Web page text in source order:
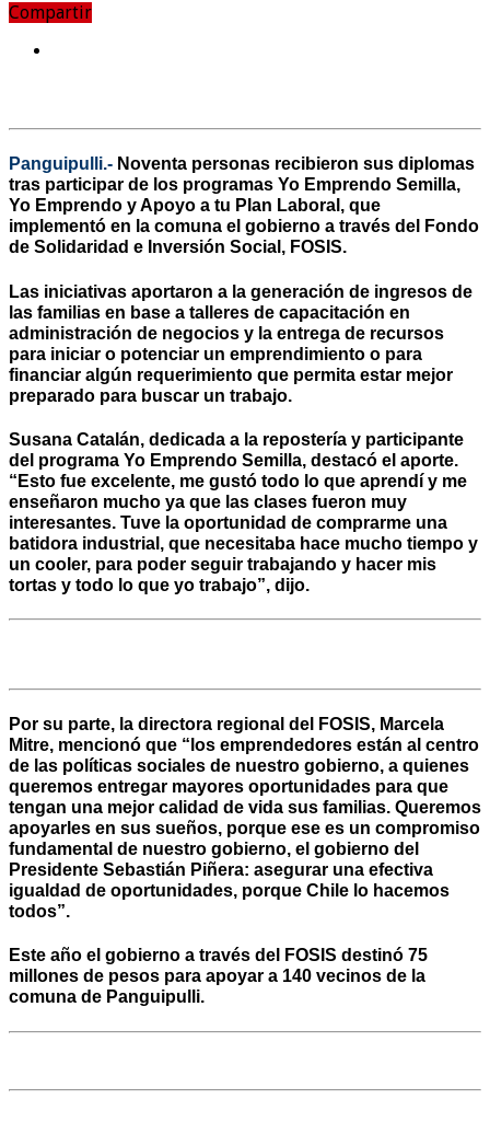
Compartir
Panguipulli.- Noventa personas recibieron sus diplomas
tras participar de los programas Yo Emprendo Semilla,
Yo Emprendo y Apoyo a tu Plan Laboral, que
implementó en la comuna el gobierno a través del Fondo
de Solidaridad e Inversión Social, FOSIS.
Las iniciativas aportaron a la generación de ingresos de
las familias en base a talleres de capacitación en
administración de negocios y la entrega de recursos
para iniciar o potenciar un emprendimiento o para
financiar algún requerimiento que permita estar mejor
preparado para buscar un trabajo.
Susana Catalán, dedicada a la repostería y participante
del programa Yo Emprendo Semilla, destacó el aporte.
“Esto fue excelente, me gustó todo lo que aprendí y me
enseñaron mucho ya que las clases fueron muy
interesantes. Tuve la oportunidad de comprarme una
batidora industrial, que necesitaba hace mucho tiempo y
un cooler, para poder seguir trabajando y hacer mis
tortas y todo lo que yo trabajo”, dijo.
Por su parte, la directora regional del FOSIS, Marcela
Mitre, mencionó que “los emprendedores están al centro
de las políticas sociales de nuestro gobierno, a quienes
queremos entregar mayores oportunidades para que
tengan una mejor calidad de vida sus familias. Queremos
apoyarles en sus sueños, porque ese es un compromiso
fundamental de nuestro gobierno, el gobierno del
Presidente Sebastián Piñera: asegurar una efectiva
igualdad de oportunidades, porque Chile lo hacemos
todos”.
Este año el gobierno a través del FOSIS destinó 75
millones de pesos para apoyar a 140 vecinos de la
comuna de Panguipulli.